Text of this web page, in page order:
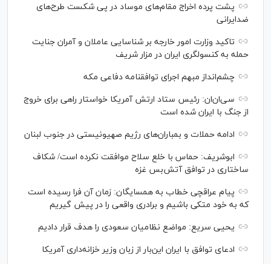
پشت پرده اخراج مقام‌های موساد در پی شکست طرح‌های
ضدایرانی
تاکید وزارت امور خارجه بر شناسایی عاملان و آمران جنایت
حمله به کنسولگری ایران در مزار شریف
چشم‌انداز مبهم اجرای توافقنامه دفاعی مکه
سی‌ان‌‌ان: رئیس ستاد ارتش آمریکا خواستار راهی برای خروج
از جنگ با ایران شده است
ادامه حملات و بمباران‌های رژیم صهیونیستی در جنوب لبنان
ابوشریف: حماس با خلع سلاح موافقت نکرده است/ شکاف
ساختاری در توافق آتش‌‎بس غزه
پیام عراقچی خطاب به همسایگان: زمان آن فرا رسیده است
که به خود متکی باشیم و برادری واقعی را در پیش گیریم
یحیی سریع: مواضع نظامیان سعودی را هدف قرار دادیم
ادعای توافق با ایران این‌بار از زبان وزیر خزانه‌داری آمریکا